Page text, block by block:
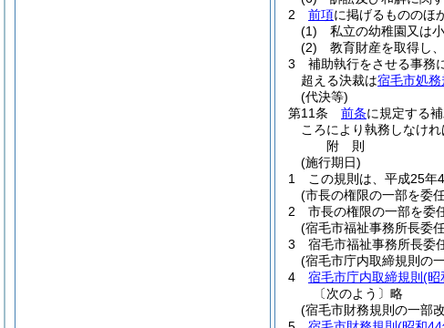
2
前項に掲げるもののほ
(1)
私立の幼稚園又は
(2)
教育財産を取得し
3
補助執行をさせる事務
超える決裁は宿毛市処務
(代決等)
第11条
前条に規定する
ころにより執務しなけれ
附 則
(施行期日)
1
この規則は、平成25年
(市長の権限の一部を委
2
市長の権限の一部を委
(宿毛市福祉事務所長委
3
宿毛市福祉事務所長委
(宿毛市庁内取締規則の
4
宿毛市庁内取締規則 (昭
〔次のよう〕略
(宿毛市財務規則の一部